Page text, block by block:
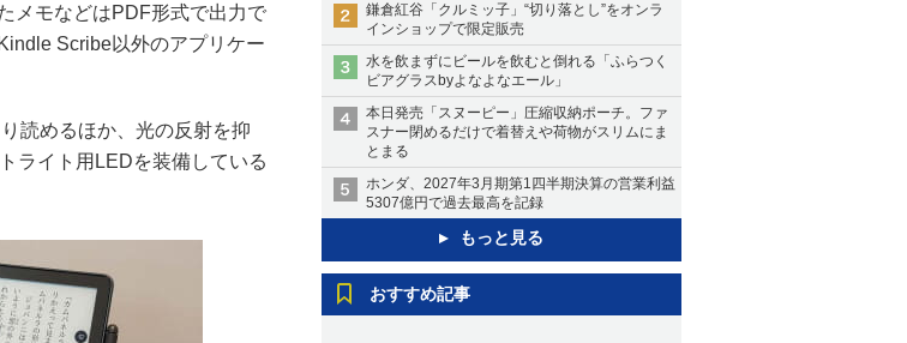
鎌倉紅谷「クルミッ子」“切り落とし”をオンラ
インショップで限定販売
水を飲まずにビールを飲むと倒れる「ふらつく
ビアグラスbyよなよなエール」
本日発売「スヌーピー」圧縮収納ポーチ。ファ
スナー閉めるだけで着替えや荷物がスリムにま
とまる
ホンダ、2027年3月期第1四半期決算の営業利益
5307億円で過去最高を記録
もっと見る
おすすめ記事
メモなどはPDF形式で出力で
Scribe以外のアプリケー
読めるほか、光の反射を抑
ライト用LEDを装備している